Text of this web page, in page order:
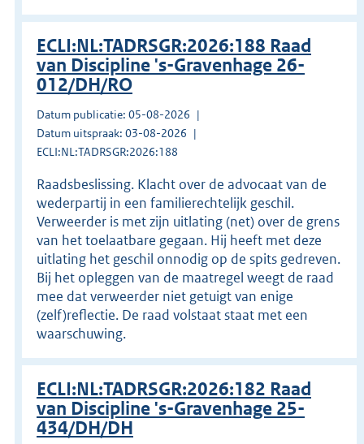
ECLI:NL:TADRSGR:2026:188 Raad
van Discipline 's-Gravenhage 26-
012/DH/RO
Datum publicatie: 05-08-2026
Datum uitspraak: 03-08-2026
ECLI:NL:TADRSGR:2026:188
Raadsbeslissing. Klacht over de advocaat van de
wederpartij in een familierechtelijk geschil.
Verweerder is met zijn uitlating (net) over de grens
van het toelaatbare gegaan. Hij heeft met deze
uitlating het geschil onnodig op de spits gedreven.
Bij het opleggen van de maatregel weegt de raad
mee dat verweerder niet getuigt van enige
(zelf)reflectie. De raad volstaat staat met een
waarschuwing.
ECLI:NL:TADRSGR:2026:182 Raad
van Discipline 's-Gravenhage 25-
434/DH/DH